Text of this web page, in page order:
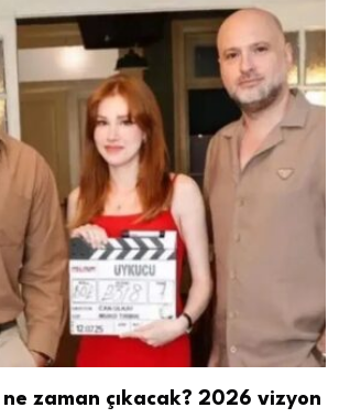
zaman çıkacak? 2026 vizyon